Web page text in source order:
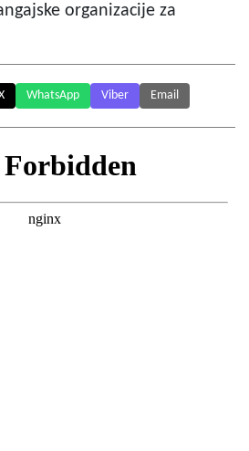
organizacije za
WhatsApp Viber Email